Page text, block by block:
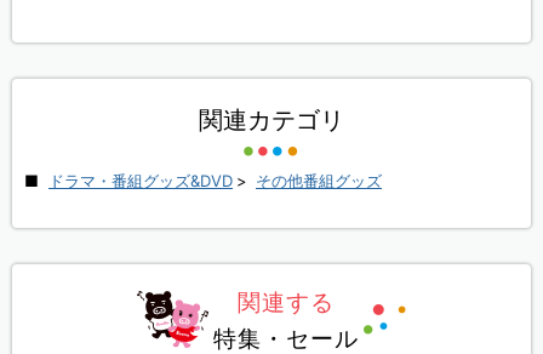
関連カテゴリ
ドラマ・番組グッズ&DVD > その他番組グッズ
関連する
特集・セール